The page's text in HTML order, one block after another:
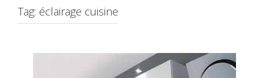
Tag: éclairage cuisine